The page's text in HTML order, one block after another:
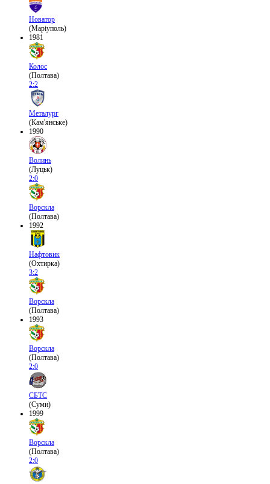
Новатор
(Маріуполь)
1981
Колос
(Полтава)
2:2
Металург
(Кам'янське)
1990
Волинь
(Луцьк)
2:0
Ворскла
(Полтава)
1992
Нафтовик
(Охтирка)
3:2
Ворскла
(Полтава)
1993
Ворскла
(Полтава)
2:0
СБТС
(Суми)
1999
Ворскла
(Полтава)
2:0